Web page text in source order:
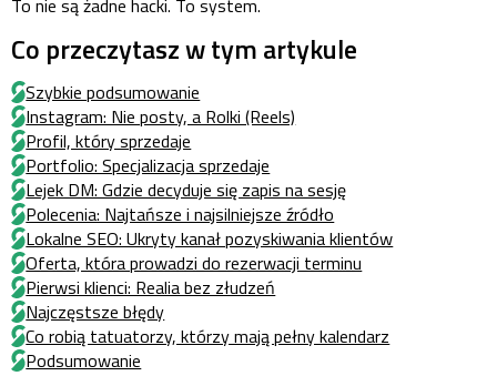
To nie są żadne hacki. To system.
Co przeczytasz w tym artykule
Szybkie podsumowanie
Instagram: Nie posty, a Rolki (Reels)
Profil, który sprzedaje
Portfolio: Specjalizacja sprzedaje
Lejek DM: Gdzie decyduje się zapis na sesję
Polecenia: Najtańsze i najsilniejsze źródło
Lokalne SEO: Ukryty kanał pozyskiwania klientów
Oferta, która prowadzi do rezerwacji terminu
Pierwsi klienci: Realia bez złudzeń
Najczęstsze błędy
Co robią tatuatorzy, którzy mają pełny kalendarz
Podsumowanie